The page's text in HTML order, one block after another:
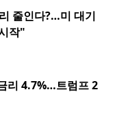
줄인다?…미 대기
작"
리 4.7%…트럼프 2